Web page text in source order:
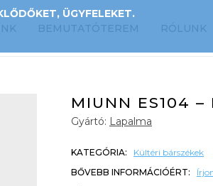
ÜGYFELEKET.
BEMUTATÓTEREM RÓLUNK
MIUNN ES104 –
Gyártó: Lapalma
KATEGÓRIA:
Kültéri bárszékek
BŐVEBB INFORMÁCIÓÉRT: